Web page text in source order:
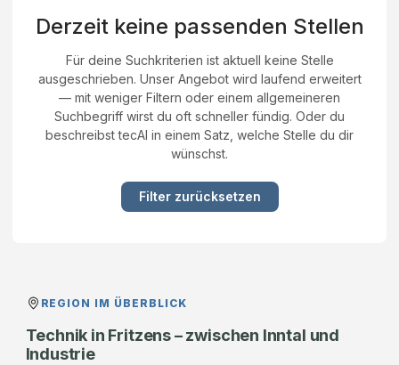
Derzeit keine passenden Stellen
Für deine Suchkriterien ist aktuell keine Stelle
ausgeschrieben. Unser Angebot wird laufend erweitert
— mit weniger Filtern oder einem allgemeineren
Suchbegriff wirst du oft schneller fündig. Oder du
beschreibst tecAI in einem Satz, welche Stelle du dir
wünschst.
Filter zurücksetzen
REGION IM ÜBERBLICK
Technik in Fritzens – zwischen Inntal und
Industrie